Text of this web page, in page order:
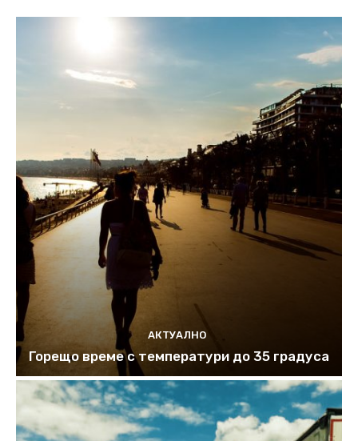
АКТУАЛНО
Горещо време с температури до 35 градуса